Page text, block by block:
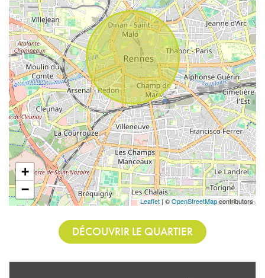
+
−
Leaflet| ©OpenStreetMapcontributors
DÉCOUVRIR LE QUARTIER